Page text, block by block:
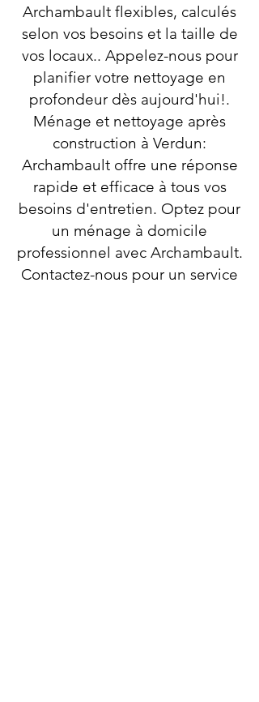
Archambault flexibles, calculés
selon vos besoins et la taille de
vos locaux.. Appelez-nous pour
planifier votre nettoyage en
profondeur dès aujourd'hui!.
Ménage et nettoyage après
construction à Verdun:
Archambault offre une réponse
rapide et efficace à tous vos
besoins d'entretien. Optez pour
un ménage à domicile
professionnel avec Archambault.
Contactez-nous pour un service